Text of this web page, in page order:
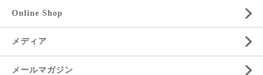
Online Shop
メディア
メールマガジン